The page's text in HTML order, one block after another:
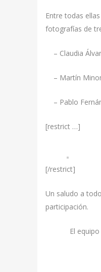
Entre todas
fotografías de
– Claudia
– Martín
– Pablo
[restrict …]
[/restrict]
Un saludo a
participación.
El equipo de